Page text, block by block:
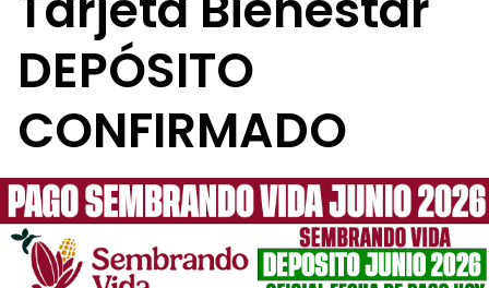
DEPÓSITO
CONFIRMADO